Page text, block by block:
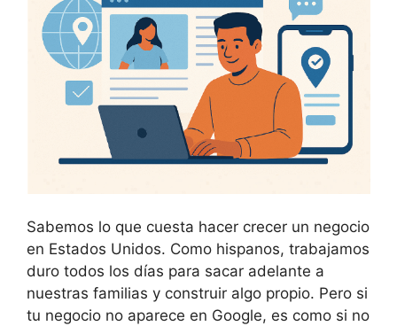
Sabemos lo que cuesta hacer crecer un negocio
en Estados Unidos. Como hispanos, trabajamos
duro todos los días para sacar adelante a
nuestras familias y construir algo propio. Pero si
tu negocio no aparece en Google, es como si no